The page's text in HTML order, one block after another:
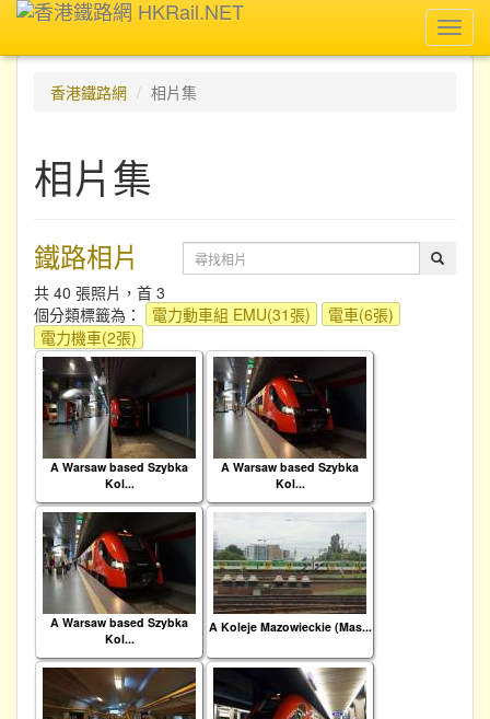
香港鐵路網
相片集
相片集
鐵路相片
共 40 張照片，首 3
個分類標籤為：
電力動車組 EMU(31張)
電車(6張)
電力機車(2張)
A Warsaw based Szybka
Kol...
A Warsaw based Szybka
Kol...
A Warsaw based Szybka
Kol...
A Koleje Mazowieckie (Mas...